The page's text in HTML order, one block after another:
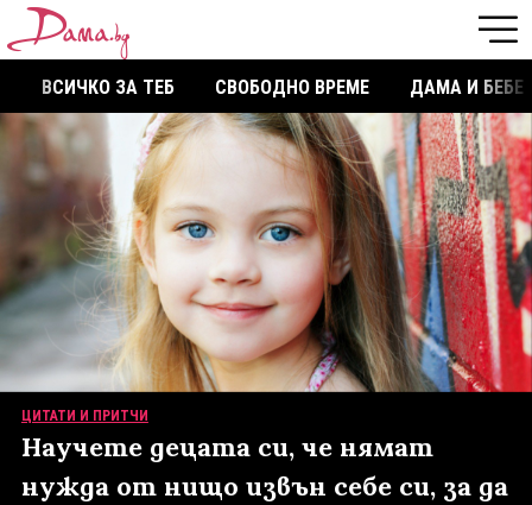
ВСИЧКО ЗА ТЕБ СВОБОДНО ВРЕМЕ ДАМА И БЕБЕ
ЦИТАТИ И ПРИТЧИ
Научете децата си, че нямат
нужда от нищо извън себе си, за да